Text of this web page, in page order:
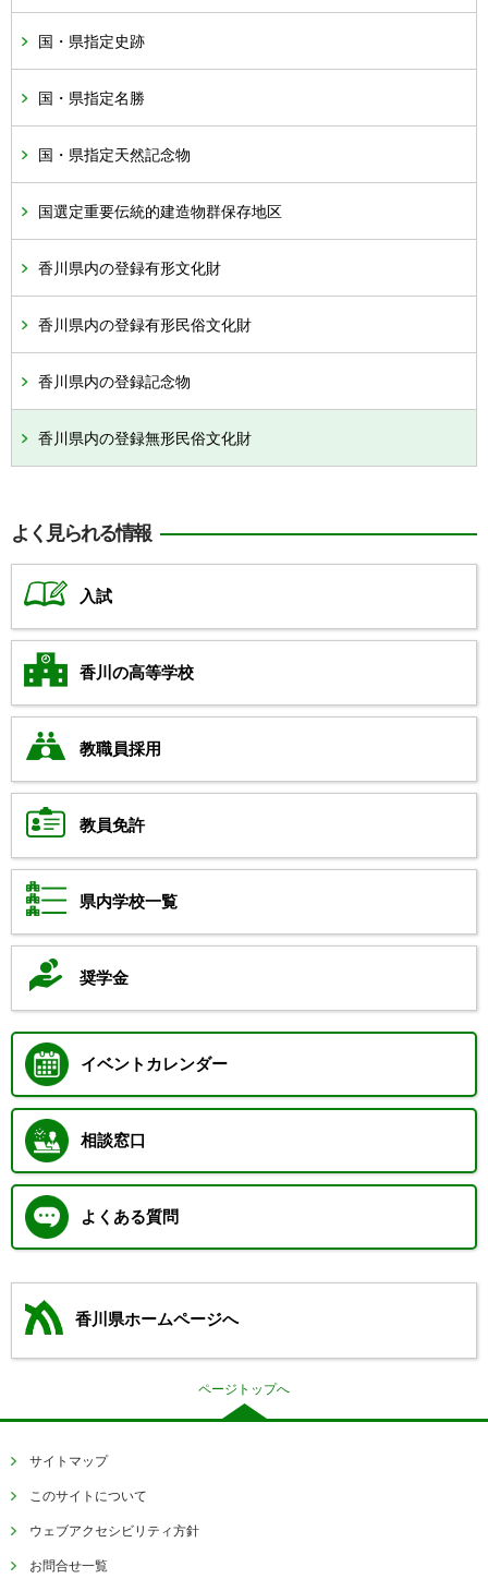
国・県指定史跡
国・県指定名勝
国・県指定天然記念物
国選定重要伝統的建造物群保存地区
香川県内の登録有形文化財
香川県内の登録有形民俗文化財
香川県内の登録記念物
香川県内の登録無形民俗文化財
よく見られる情報
入試
香川の高等学校
教職員採用
教員免許
県内学校一覧
奨学金
イベントカレンダー
相談窓口
よくある質問
香川県ホームページへ
ページトップへ
サイトマップ
このサイトについて
ウェブアクセシビリティ方針
お問合せ一覧